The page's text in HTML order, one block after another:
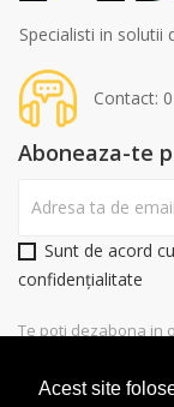
Acest site
Specialisti in solutii
Contact:
Aboneaza-te
Sunt de acord
confidențialitate
Te poti dezabona in